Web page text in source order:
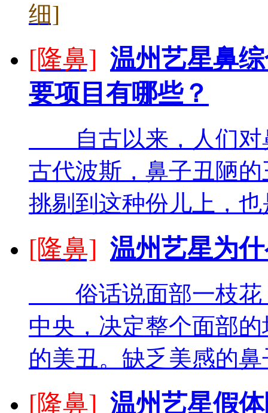
细]
[隆鼻] 温州艺星鼻
要项目有哪些？
自古以来，人们对
古代波斯，鼻子丑陋
挑剔到这种份儿上
[隆鼻] 温州艺星为
俗话说面部一枝花
中央，决定整个面部
的美丑。缺乏美感的
[隆鼻] 温州艺星假